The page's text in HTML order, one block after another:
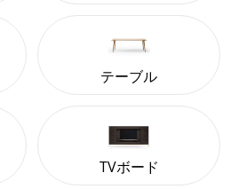
テーブル
TVボード